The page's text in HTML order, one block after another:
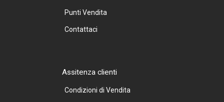
Punti Vendita
Contattaci
Assitenza clienti
Condizioni di Vendita